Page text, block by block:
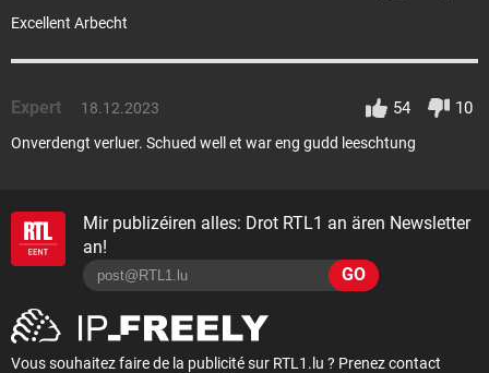
Excellent Arbecht
Expert 18.12.2023 54 10
Onverdengt verluer. Schued well et war eng gudd leeschtung
Mir publizéiren alles: Drot RTL1 an ären Newsletter
an!
GO
Vous souhaitez faire de la publicité sur RTL1.lu ? Prenez contact